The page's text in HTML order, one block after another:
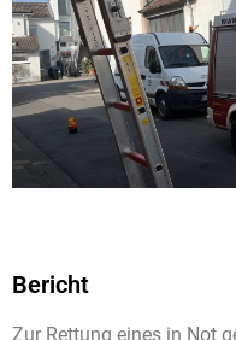
Bericht
Zur Rettung eines in Not